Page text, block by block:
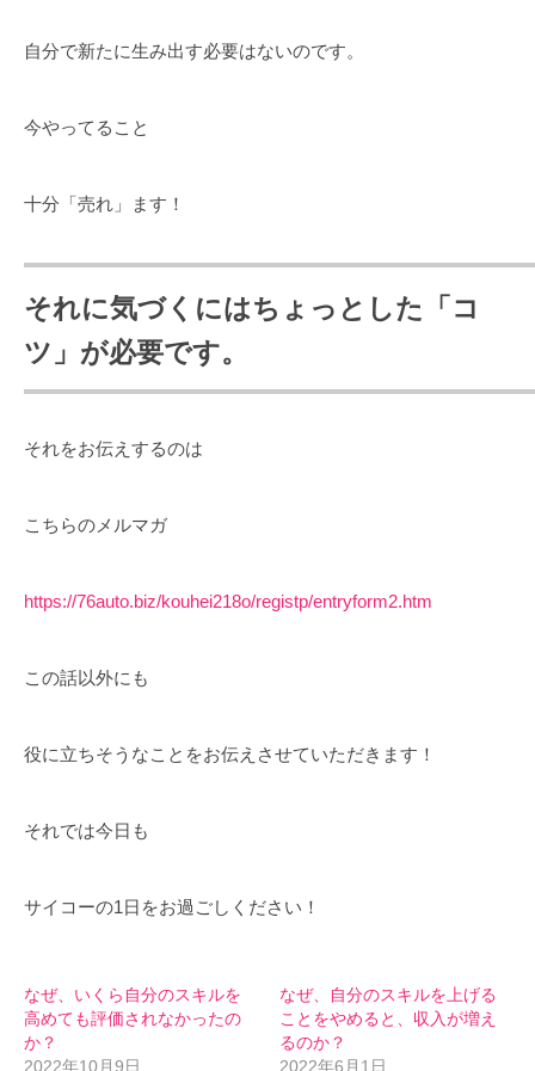
自分で新たに生み出す必要はないのです。
今やってること
十分「売れ」ます！
それに気づくにはちょっとした「コ
ツ」が必要です。
それをお伝えするのは
こちらのメルマガ
https://76auto.biz/kouhei218o/registp/entryform2.htm
この話以外にも
役に立ちそうなことをお伝えさせていただきます！
それでは今日も
サイコーの1日をお過ごしください！
なぜ、いくら自分のスキルを
高めても評価されなかったの
か？
2022年10月9日
なぜ、自分のスキルを上げる
ことをやめると、収入が増え
るのか？
2022年6月1日